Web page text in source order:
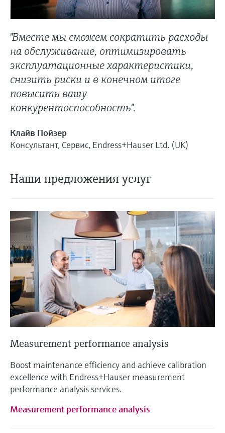
"Вместе мы сможем сократить расходы
на обслуживание, оптимизировать
эксплуатационные характеристики,
снизить риски и в конечном итоге
повысить вашу
конкурентоспособность".
Клайв Пойзер
Консультант, Сервис, Endress+Hauser Ltd. (UK)
Наши предложения услуг
Measurement performance analysis
Boost maintenance efficiency and achieve calibration
excellence with Endress+Hauser measurement
performance analysis services.
Measurement performance analysis